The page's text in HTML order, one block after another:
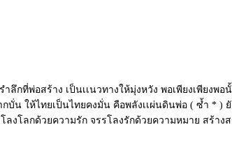
าลึกที่พ่อสร้าง เป็นเเนวทางให้มุ่งหวัง พอเพียงเพี
น ให้ไทยเป็นไทยคงมั่น คือพลังเเผ่นดินพ่อ ( ซ้ำ * )
ลงโลกด้วยความรัก จรรโลงรักด้วยความหมาย สร้า